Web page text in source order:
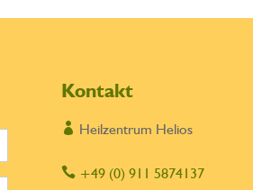
Kontakt
 Heilzentrum Helios
 +49 (0) 911 5874137